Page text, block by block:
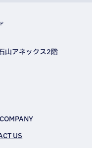
れる個人情報を意
いたします。
、ポリシー等（以下
山アネックス2階
COMPANY
US